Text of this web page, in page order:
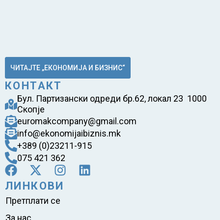
ЧИТАЈТЕ „ЕКОНОМИЈА И БИЗНИС“
КОНТАКТ
Бул. Партизански одреди бр.62, локал 23 1000
Скопје
euromakcompany@gmail.com
info@ekonomijaibiznis.mk
+389 (0)23211-915
075 421 362
ЛИНКОВИ
Претплати се
За нас